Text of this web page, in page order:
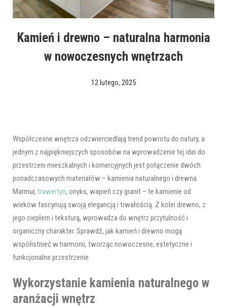
Kamień i drewno – naturalna harmonia
w nowoczesnych wnętrzach
12 lutego, 2025
Współczesne wnętrza odzwierciedlają trend powrotu do natury, a
jednym z najpiękniejszych sposobów na wprowadzenie tej idei do
przestrzeni mieszkalnych i komercyjnych jest połączenie dwóch
ponadczasowych materiałów – kamienia naturalnego i drewna.
Marmur, trawertyn, onyks, wapień czy granit – te kamienie od
wieków fascynują swoją elegancją i trwałością. Z kolei drewno, z
jego ciepłem i teksturą, wprowadza do wnętrz przytulność i
organiczny charakter. Sprawdź, jak kamień i drewno mogą
współistnieć w harmonii, tworząc nowoczesne, estetyczne i
funkcjonalne przestrzenie.
Wykorzystanie kamienia naturalnego w
aranżacji wnętrz